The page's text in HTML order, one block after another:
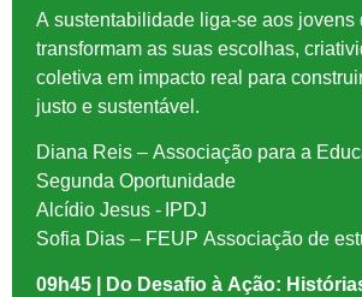
A sustentabilidade liga-se aos jovens
transformam as suas escolhas,
coletiva em impacto real para
justo e sustentável.
Diana Reis – Associação para a
Segunda Oportunidade
Alcídio Jesus - IPDJ
Sofia Dias – FEUP Associação de
09h45 | Do Desafio à Ação: